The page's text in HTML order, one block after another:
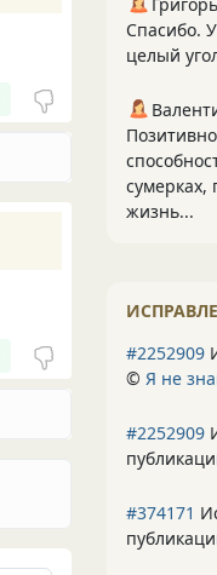
Спасибо.
целый
сумерках,
жизнь...
#2252909
© Я не
#2252909
#374171